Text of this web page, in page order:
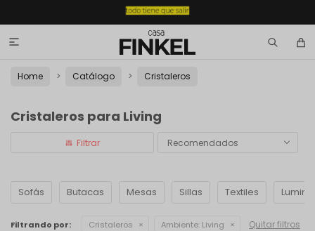

Home Catálogo Cristaleros
Cristaleros para Living
Recomendados
Sofás Butacas Mesas Sillas Textiles
Filtrando por: Cristaleros Ambiente: Living Quitar filtros